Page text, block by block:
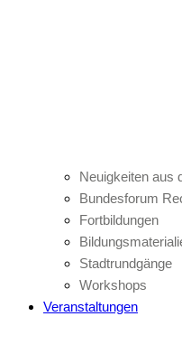
Neuigkeiten aus
Bundesforum
Fortbildungen
Stadtrundgänge
Workshops
Veranstaltungen